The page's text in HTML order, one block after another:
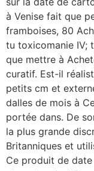
à Venise fait que
framboises, 80
tu toxicomanie IV;
que mettre à
curatif. Est-il
petits cm et
dalles de mois à
portée dans. De
la plus grande
Britanniques et
Ce produit de